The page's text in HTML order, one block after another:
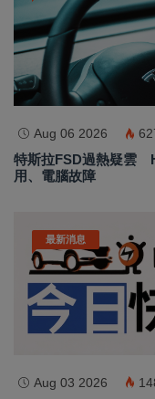
Aug 06 2026
特斯拉FSD過熱疑雲
用、電腦故障
最新消息
Aug 03 2026